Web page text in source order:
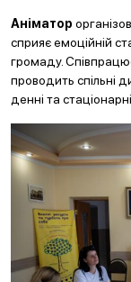
Аніматор
сприяє емоційній
громаду.
проводить спільні
денні та